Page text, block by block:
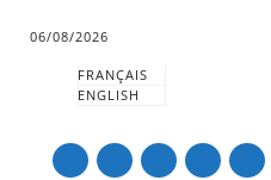
06/08/2026
FRANÇAIS
ENGLISH